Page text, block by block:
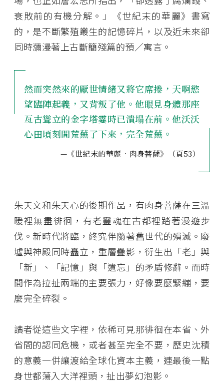
衰敗前的有機分解。」《世紀末的華麗》書寫
的，是不斷繁殖叢生的記憶碎片，以及近未來卻
同時瀰漫著上古斷簡殘篇的預／寓言。
然而突然來的厭世情緒又將它席捲，天啊慾
望臨陣起義，又背叛了他。他眼見身體那座
亙古聳立的金字塔霎時已潰塌在前。他沃沃
心田頃刻間荒蕪了下來，完全荒蕪。
—《世紀末的華麗．肉身菩薩》（頁53）
朱天文和朱天心的後期作品，有肉身菩薩在三溫
暖裡無盡徘徊，有老靈魂在古都裡踏著漫遊步
伐。新時代將臨，終究伴隨著舊世代的殞滅。廢
墟與神殿同時矗立，重層疊影，衍生出「老」與
「新」、「記憶」與「遺忘」的矛盾修辭。而時
間作為拉扯兩端的主要張力，好像要麼緊繃，要
麼完全碎裂。
讀者從這些文字裡，依稀可見那徘徊在本省、外
省間的認同危機，或者甚至完全不要，歷史沈積
的意義一併讓渡給全球化資本主義，連最後一點
身世都蕩入大洋裡頭，扯出夢幻泡影。